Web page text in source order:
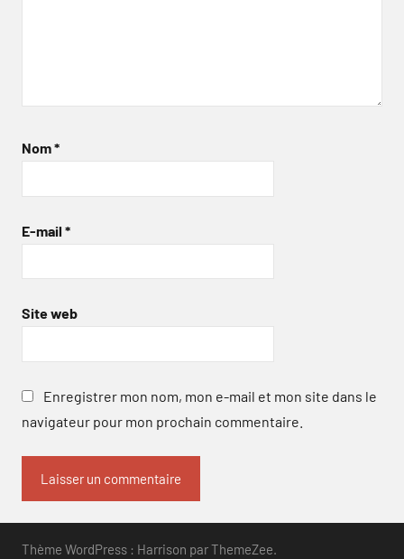
Nom*
E-mail *
Site web
Enregistrer mon nom, mon e-mail et mon site dans le
navigateur pour mon prochain commentaire.
Thème WordPress : Harrison par ThemeZee.